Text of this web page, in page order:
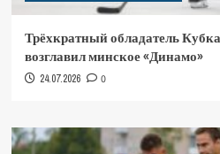
Трёхкратный обладатель
возглавил минское «Динамо»
24.07.2026 0